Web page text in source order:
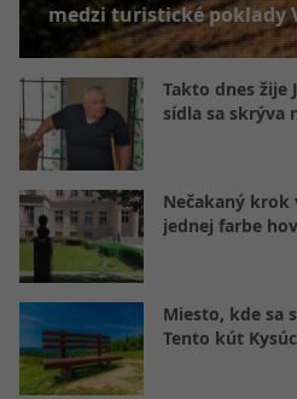
medzi turistické poklady
Takto dnes žije
sídla sa skrýva
Nečakaný krok
jednej farbe
Miesto, kde sa
Tento kút